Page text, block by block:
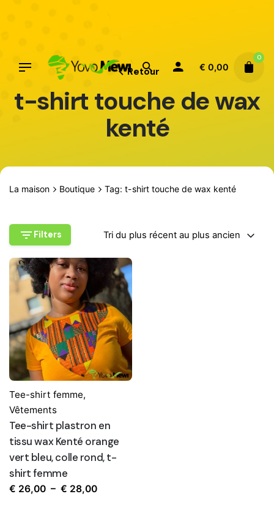
€ 0,00
0
Retour
t-shirt touche de wax
kenté
La maison Boutique Tag: t-shirt touche de wax kenté
Filters Tri du plus récent au plus ancien
Tee-shirt femme,
Vêtements
Tee-shirt plastron en
tissu wax Kenté orange
vert bleu, colle rond, t-
shirt femme
€ 26,00 – € 28,00Plage